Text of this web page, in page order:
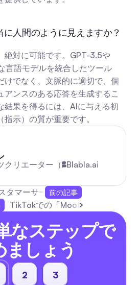
人間のように見えますか？
絶対に可能です。GPT-3.5や
言語モデルを統合したツール
けでなく、文脈的に適切で、個
アンスのある応答を生成するこ
結果を得るには、AIに与える初
示）の質が重要です。
クリエーター（
Blabla.ai
タマーサービス：AIでサポートを変
前の記事
TikTokでの「Moots」：意味、起
なステップで
ましょう
2 3